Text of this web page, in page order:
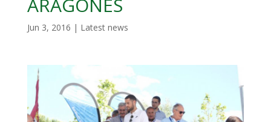
ARAGONÉS
Jun 3, 2016 | Latest news